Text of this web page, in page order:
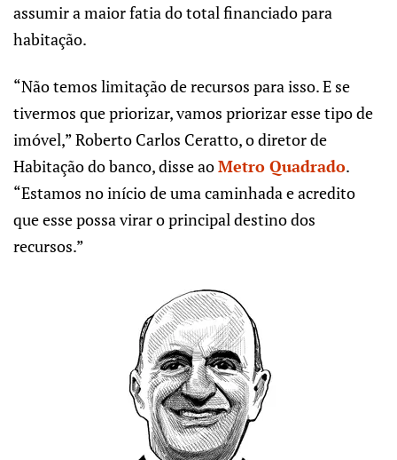
assumir a maior fatia do total financiado para
habitação.
“Não temos limitação de recursos para isso. E se
tivermos que priorizar, vamos priorizar esse tipo de
imóvel,” Roberto Carlos Ceratto, o diretor de
Habitação do banco, disse aoMetro Quadrado.
“Estamos no início de uma caminhada e acredito
que esse possa virar o principal destino dos
recursos.”